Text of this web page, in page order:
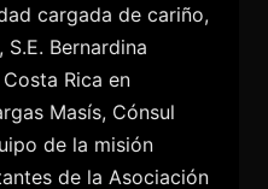
cargada de cariño,
Bernardina
Rica en
Masís, Cónsul
de la misión
de la Asociación